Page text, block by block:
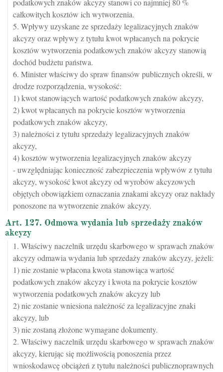
podatkowych znaków akcyzy stanowi co najmniej 80 %
całkowitych kosztów ich wytworzenia.
5. Wpływy uzyskane ze sprzedaży legalizacyjnych znaków
akcyzy oraz wpływy z tytułu kwot wpłacanych na pokrycie
kosztów wytworzenia podatkowych znaków akcyzy stanowią
dochód budżetu państwa.
6. Minister właściwy do spraw finansów publicznych określi, w
drodze rozporządzenia, wysokość:
1) kwot stanowiących wartość podatkowych znaków akcyzy,
2) kwot wpłacanych na pokrycie kosztów wytworzenia
podatkowych znaków akcyzy,
3) należności z tytułu sprzedaży legalizacyjnych znaków
akcyzy,
4) kosztów wytworzenia legalizacyjnych znaków akcyzy
- uwzględniając konieczność zabezpieczenia wpływów z tytułu
akcyzy, wysokość kwot akcyzy od wyrobów akcyzowych
objętych obowiązkiem oznaczania znakami akcyzy oraz nakłady
ponoszone na wytworzenie znaków akcyzy.
Art. 127. Odmowa wydania lub sprzedaży znaków
akcyzy
1. Właściwy naczelnik urzędu skarbowego w sprawach znaków
akcyzy odmawia wydania lub sprzedaży znaków akcyzy, jeżeli:
1) nie zostanie wpłacona kwota stanowiąca wartość
podatkowych znaków akcyzy i kwota na pokrycie kosztów
wytworzenia podatkowych znaków akcyzy lub
2) nie zostanie wniesiona należność za legalizacyjne znaki
akcyzy, lub
3) nie zostaną złożone wymagane dokumenty.
2. Właściwy naczelnik urzędu skarbowego w sprawach znaków
akcyzy, kierując się możliwością ponoszenia przez
wnioskodawcę obciążeń z tytułu należności publicznoprawnych